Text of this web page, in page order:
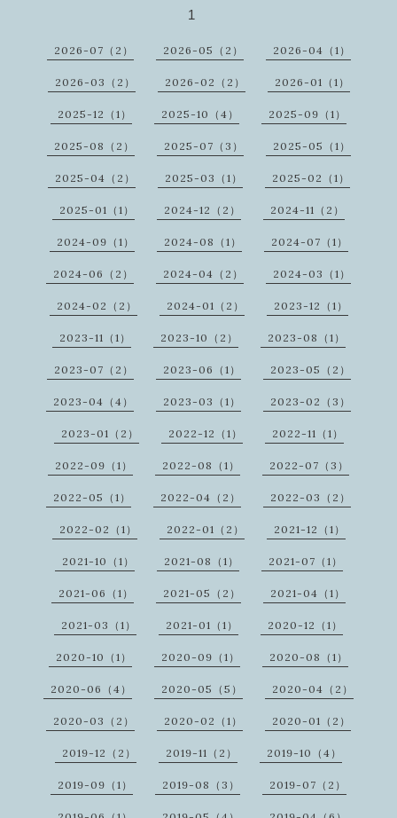
1
2026-07（2） 2026-05（2） 2026-04（1）
2026-03（2） 2026-02（2） 2026-01（1）
2025-12（1） 2025-10（4） 2025-09（1）
2025-08（2） 2025-07（3） 2025-05（1）
2025-04（2） 2025-03（1） 2025-02（1）
2025-01（1） 2024-12（2） 2024-11（2）
2024-09（1） 2024-08（1） 2024-07（1）
2024-06（2） 2024-04（2） 2024-03（1）
2024-02（2） 2024-01（2） 2023-12（1）
2023-11（1） 2023-10（2） 2023-08（1）
2023-07（2） 2023-06（1） 2023-05（2）
2023-04（4） 2023-03（1） 2023-02（3）
2023-01（2） 2022-12（1） 2022-11（1）
2022-09（1） 2022-08（1） 2022-07（3）
2022-05（1） 2022-04（2） 2022-03（2）
2022-02（1） 2022-01（2） 2021-12（1）
2021-10（1） 2021-08（1） 2021-07（1）
2021-06（1） 2021-05（2） 2021-04（1）
2021-03（1） 2021-01（1） 2020-12（1）
2020-10（1） 2020-09（1） 2020-08（1）
2020-06（4） 2020-05（5） 2020-04（2）
2020-03（2） 2020-02（1） 2020-01（2）
2019-12（2） 2019-11（2） 2019-10（4）
2019-09（1） 2019-08（3） 2019-07（2）